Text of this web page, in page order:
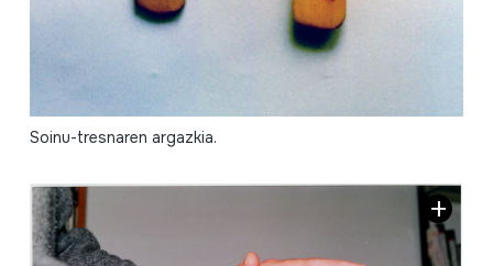
Soinu-tresnaren argazkia.